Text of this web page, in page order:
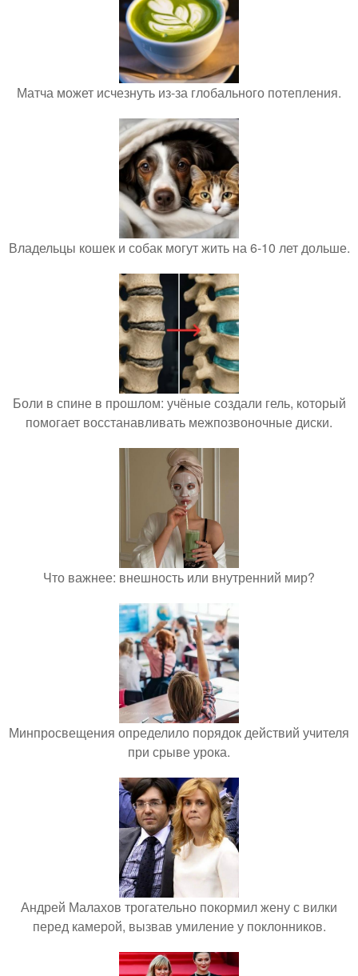
Матча может исчезнуть из-за глобального потепления.
Владельцы кошек и собак могут жить на 6-10 лет дольше.
Боли в спине в прошлом: учёные создали гель, который
помогает восстанавливать межпозвоночные диски.
Что важнее: внешность или внутренний мир?
Минпросвещения определило порядок действий учителя
при срыве урока.
Андрей Малахов трогательно покормил жену с вилки
перед камерой, вызвав умиление у поклонников.